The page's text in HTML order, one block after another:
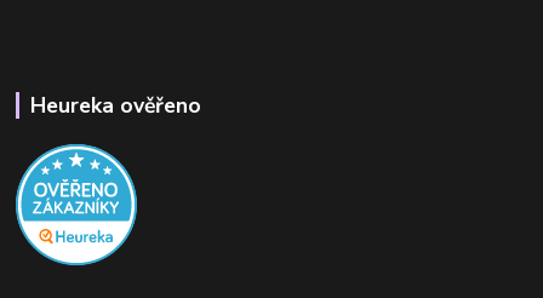
Heureka ověřeno